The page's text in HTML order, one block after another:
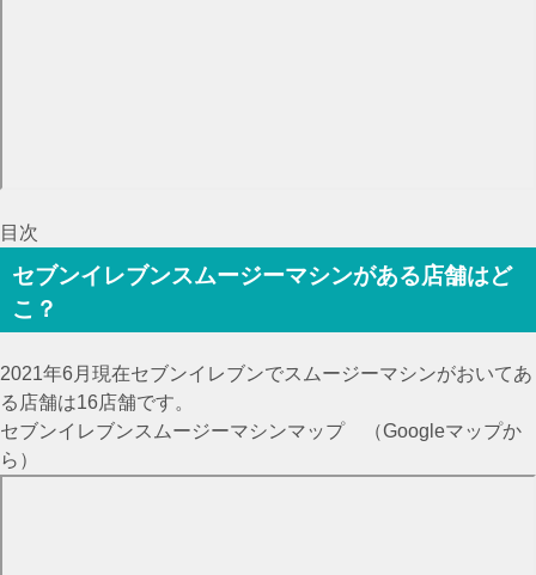
目次
セブンイレブンスムージーマシンがある店舗はど
こ？
2021年6月現在セブンイレブンでスムージーマシンがおいてあ
る店舗は16店舗です。
セブンイレブンスムージーマシンマップ （Googleマップか
ら）